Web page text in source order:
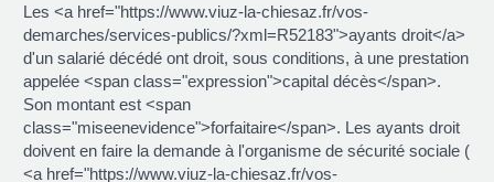
Les <a href="https://www.viuz-la-chiesaz.fr/vos-
demarches/services-publics/?xml=R52183">ayants droit</a>
d'un salarié décédé ont droit, sous conditions, à une prestation
appelée <span class="expression">capital décès</span>.
Son montant est <span
class="miseenevidence">forfaitaire</span>. Les ayants droit
doivent en faire la demande à l'organisme de sécurité sociale (
<a href="https://www.viuz-la-chiesaz.fr/vos-